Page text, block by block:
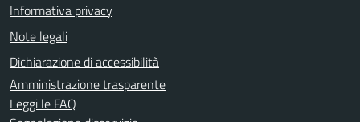
Informativa privacy
Note legali
Dichiarazione di accessibilità
Amministrazione trasparente
Leggi le FAQ